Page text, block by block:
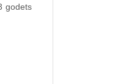
godets